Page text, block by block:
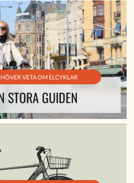
VETA OM ELCYKLAR
STORA GUIDEN